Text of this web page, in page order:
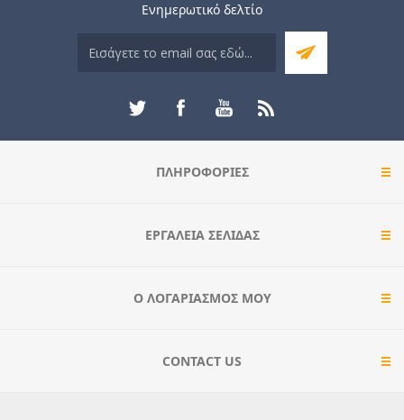
Ενημερωτικό δελτίο
ΠΛΗΡΟΦΟΡΊΕΣ
ΕΡΓΑΛΕΊΑ ΣΕΛΊΔΑΣ
Ο ΛΟΓΑΡΙΑΣΜΌΣ ΜΟΥ
CONTACT US